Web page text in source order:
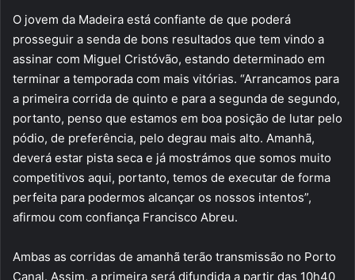
O jovem da Madeira está confiante de que poderá
prosseguir a senda de bons resultados que tem vindo a
assinar com Miguel Cristóvão, estando determinado em
terminar a temporada com mais vitórias. “Arrancamos para
a primeira corrida de quinto e para a segunda de segundo,
portanto, penso que estamos em boa posição de lutar pelo
pódio, de preferência, pelo degrau mais alto. Amanhã,
deverá estar pista seca e já mostrámos que somos muito
competitivos aqui, portanto, temos de executar de forma
perfeita para podermos alcançar os nossos intentos”,
afirmou com confiança Francisco Abreu.
Ambas as corridas de amanhã terão transmissão no Porto
Canal. Assim, a primeira será difundida a partir das 10h40